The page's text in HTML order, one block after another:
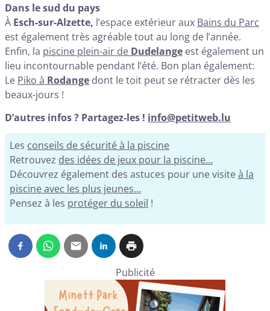
Dans le sud du pays
À Esch-sur-Alzette, l’espace extérieur aux Bains du Parc
est également très agréable tout au long de l’année.
Enfin, la piscine plein-air de Dudelange est également un
lieu incontournable pendant l’été. Bon plan également:
Le Piko à Rodange dont le toit peut se rétracter dès les
beaux-jours !
D’autres infos ? Partagez-les ! info@petitweb.lu
Les conseils de sécurité à la piscine
Retrouvez des idées de jeux pour la piscine…
Découvrez également des astuces pour une visiteà la
piscine avec les plus jeunes…
Pensez à les protéger du soleil !
Publicité